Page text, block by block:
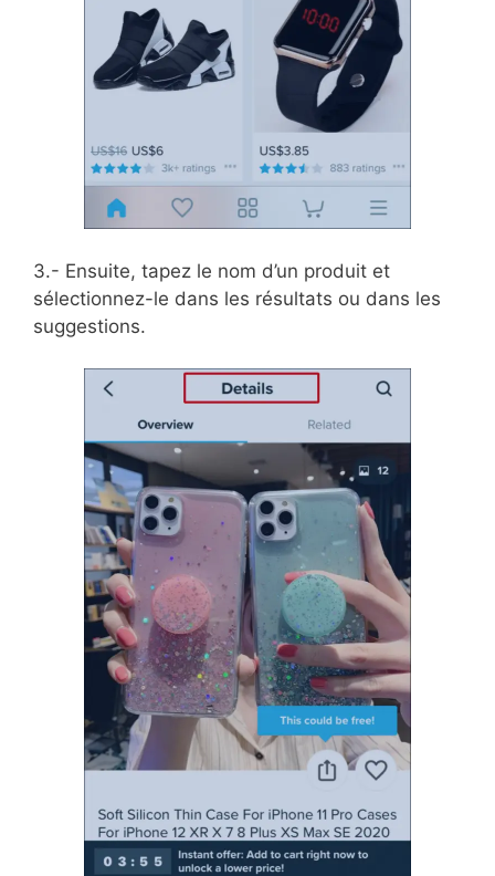
3.- Ensuite, tapez le nom d’un produit et
sélectionnez-le dans les résultats ou dans les
suggestions.